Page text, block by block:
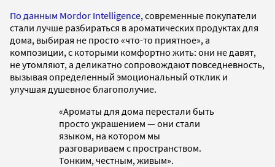
По данным Mordor Intelligence, современные покупатели
стали лучше разбираться в ароматических продуктах для
дома, выбирая не просто «что-то приятное», а
композиции, с которыми комфортно жить: они не давят,
не утомляют, а деликатно сопровождают повседневность,
вызывая определенный эмоциональный отклик и
улучшая душевное благополучие.
«Ароматы для дома перестали быть
просто украшением — они стали
языком, на котором мы
разговариваем с пространством.
Тонким, честным, живым».